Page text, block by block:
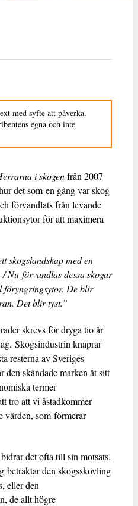
med syfte att påverka.
egna och inte
i skogenfrån 2007
det som en gång var skog
förvandlats från levande
för att maximera
skogslandskap med en
förvandlas dessa skogar
föryngringsytor. De blir
Det blir tyst.”
skrevs för dryga tio år
Skogsindustrin knaprar
resterna av Sveriges
den skändade marken åt sitt
termer
tro att vi åstadkommer
värden, som förmerar
det ofta till sin motsats.
betraktar den skogsskövling
eller den
de allt högre